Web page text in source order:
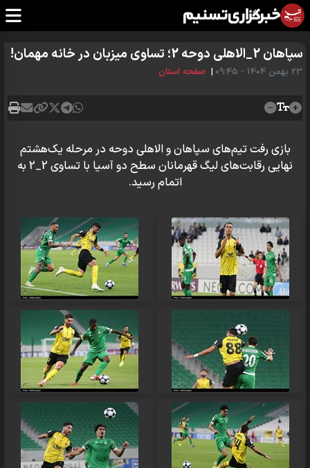
سپاهان 2_الاهلی دوحه 2؛ تساوی میزبان در خانه مهمان!
23 بهمن 1404 - 09:45 | صفحه استان
بازی رفت تیم‌های سپاهان و الاهلی دوحه در مرحله یک‌هشتم
نهایی رقابت‌های لیگ قهرمانان سطح دو آسیا با تساوی 2_2 به
اتمام رسید.